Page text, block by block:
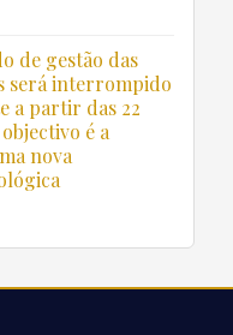
de gestão das
será interrompido
a partir das 22
é a
nova